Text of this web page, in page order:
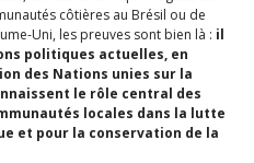
côtières au Brésil ou de
Uni, les preuves sont bien là : il
politiques actuelles, en
des Nations unies sur la
le rôle central des
locales dans la lutte
et pour la conservation de la